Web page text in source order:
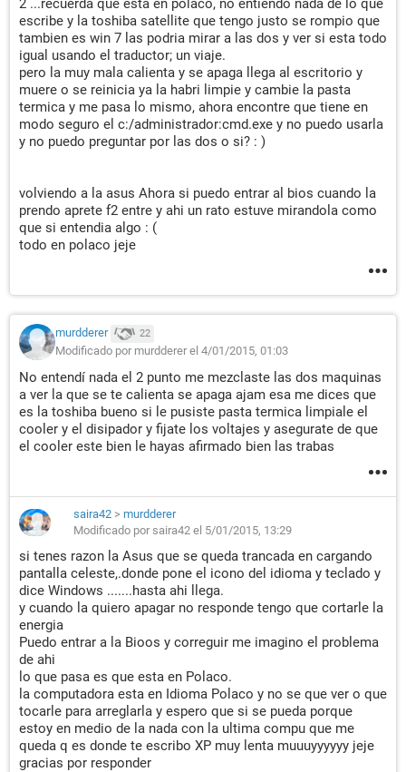
2 ...recuerda que esta en polaco, no entiendo nada de lo que
escribe y la toshiba satellite que tengo justo se rompio que
tambien es win 7 las podria mirar a las dos y ver si esta todo
igual usando el traductor; un viaje.
pero la muy mala calienta y se apaga llega al escritorio y
muere o se reinicia ya la habri limpie y cambie la pasta
termica y me pasa lo mismo, ahora encontre que tiene en
modo seguro el c:/administrador:cmd.exe y no puedo usarla
y no puedo preguntar por las dos o si? : )
volviendo a la asus Ahora si puedo entrar al bios cuando la
prendo aprete f2 entre y ahi un rato estuve mirandola como
que si entendia algo : (
todo en polaco jeje
murdderer 22
Modificado por murdderer el 4/01/2015, 01:03
No entendí nada el 2 punto me mezclaste las dos maquinas
a ver la que se te calienta se apaga ajam esa me dices que
es la toshiba bueno si le pusiste pasta termica limpiale el
cooler y el disipador y fijate los voltajes y asegurate de que
el cooler este bien le hayas afirmado bien las trabas
saira42 > murdderer
Modificado por saira42 el 5/01/2015, 13:29
si tenes razon la Asus que se queda trancada en cargando
pantalla celeste,.donde pone el icono del idioma y teclado y
dice Windows .......hasta ahi llega.
y cuando la quiero apagar no responde tengo que cortarle la
energia
Puedo entrar a la Bioos y correguir me imagino el problema
de ahi
lo que pasa es que esta en Polaco.
la computadora esta en Idioma Polaco y no se que ver o que
tocarle para arreglarla y espero que si se pueda porque
estoy en medio de la nada con la ultima compu que me
queda q es donde te escribo XP muy lenta muuuyyyyyy jeje
gracias por responder